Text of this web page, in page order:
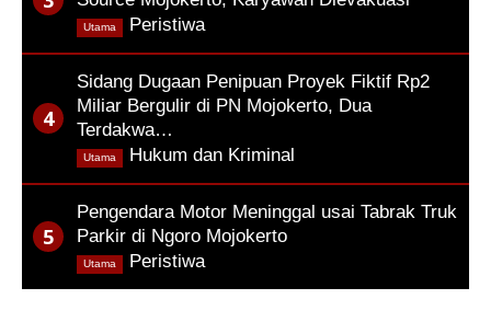
Peristiwa
Utama
Sidang Dugaan Penipuan Proyek Fiktif Rp2
Miliar Bergulir di PN Mojokerto, Dua
Terdakwa…
Hukum dan Kriminal
Utama
Pengendara Motor Meninggal usai Tabrak Truk
Parkir di Ngoro Mojokerto
Peristiwa
Utama